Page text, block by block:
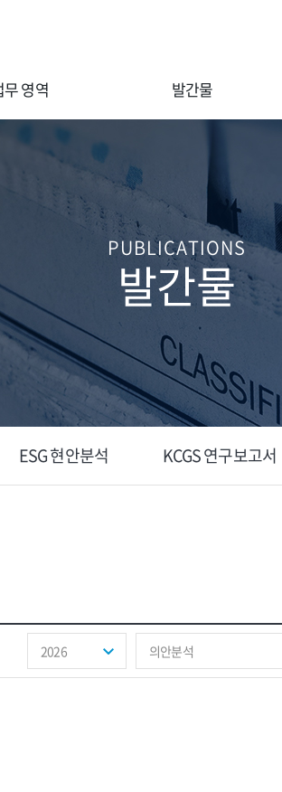
search keyword...
무 영역 발간물
PUBLICATIONS
발간물
ESG 현안분석 KCGS 연구보고서
2026 의안분석